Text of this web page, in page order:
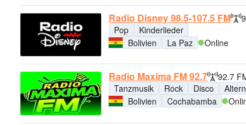
Radio Disney 98.5-107.5 FM
Pop
Kinderlieder
Bolivien
La Paz Online
Radio Maxima FM 92.7
92.7
Tanzmusik
Rock Disco
Bolivien
Cochabamba